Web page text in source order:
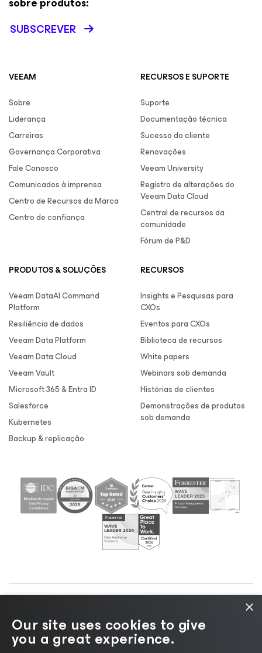
SUBSCREVER
VEEAM
Sobre
Liderança
Carreiras
Governança Corporativa
Fale Conosco
Comunicados à imprensa
Centro de Recursos da Marca
Centro de confiança
RECURSOS E SUPORTE
Suporte
Documentação técnica
Sucesso do cliente
Renovações
Veeam University
Registro de alterações do
Veeam Data Cloud
Central de recursos da
comunidade
Fórum de P&D
PRODUTOS & SOLUÇÕES
Veeam DataAI Command
Platform
Resiliência de dados
Veeam Data Platform
Veeam Data Cloud
Veeam Vault
Microsoft 365 & Entra ID
Salesforce
Kubernetes
Backup & replicação
RECURSOS
Insights e Pesquisas para
CXOs
Eventos para CXOs
Biblioteca de recursos
White papers
Webinars sob demanda
Histórias de clientes
Demonstrações de produtos
sob demanda
|
Aviso de Cookies|Jurídico|Política de
licenciamento |Recursos para Fornecedores
×
Our site uses cookies to give
you a great experience.